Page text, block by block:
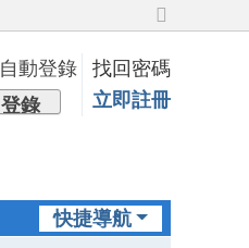
切
換
到
寬
版
自動登錄
找回密碼
登錄
立即註冊
快捷導航